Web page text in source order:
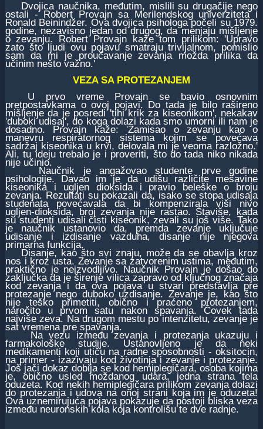
Dvojica naučnika, međutim, mislili su drugačije nego
ostali - Robert Provajn sa Merilendskog univerziteta i
Ronald Beinindžer. Ova dvojica psihologa počeli su 1979.
godine, nezavisno jedan od drugog, da menjaju mišljenje
o zevanju. Robert Provajn kaže tom prilikom: 'Upravo
zato što ljudi ovu pojavu smatraju trivijalnom, pomislio
sam da mi je proučavanje zevanja možda prilika da
učinim nešto važno.'
VEZA SA PROTEZANJEM
U prvo vreme Provajn se bavio osnovnim
pretpostavkama o ovoj pojavi. Do tada je bilo rašireno
mišljenje da je posredi 'tihi krik za kiseonikom', nekakav
'duboki udisaj', do koga dolazi kada smo umorni ili nam je
dosadno. Provajn kaže: 'Zamisao o zevanju kao o
manevru respiratornog sistema kojim se povećava
sadržaj kiseonika u krvi, delovala mi je veoma razložno.'
Ali, tu ideju trebalo je i proveriti, što do tada niko nikada
nije učinio.
Naučnik je angažovao studente prve godine
psihologije. Davao im je da udišu različite mešavine
kiseonika i ugljen dioksida i pravio beleške o broju
zevanja. Rezultati su pokazali da, isako se stopa udisaja
studenata povećavala da bi kompenzirala viši nivo
ugljen-dioksida, broj zevanja nije rastao. Štaviše, kada
su studenti udisali čisti kiseonik, zevali su još više. Tako
je naučnik ustanovio da, premda zevanje uključuje
udisanje i izdisanje vazduha, disanje nije njegova
primarna funkcija.
Disanje, kao što svi znaju, može da se obavlja kroz
nos i kroz usta. Zevanje sa zatvorenim ustima, međutim,
praktično je neizvodljivo. Naučnik Provajn je došao do
zaključka da je širenje vilica zapravo od ključnog značaja
kod zevanja i da ova pojava u stvari predstavlja pre
protezanje nego duboko uzdisanje. Zevanje je, kao što
nije teško primetiti, obično i praćeno protezanjem,
naročito u prvom satu nakon spavanja. Čovek tada
najviše zeva. Na drugom mestu po intenzitetu, zevanje je
sat vremena pre spavanja.
Na vezu između zevanja i protezanja ukazuju i
farmakološke studije. Ustanovljeno je da neki
medikamenti koji utiču na radne sposobnosti - oksitocin,
na primer - izazivaju kod životinja i zevanje i protezanje.
Još jači dokaz dobija se kod hemiplegičara, osoba kojima
je, obično usled moždanog udara, jedna strana tela
oduzeta. Kod nekih hemiplegičara prilikom zevanja dolazi
do protezanja i udova na onoj strani koja im je oduzeta!
Ova uznemirujuća pojava pokazuje da postoji bliska veza
između neuronskih kola koja kontrolišu te dve radnje.